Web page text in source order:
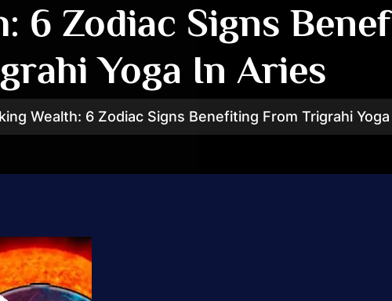
6 Zodiac Signs
Yoga In Aries
Wealth: 6 Zodiac Signs Benefiting From Trigrahi